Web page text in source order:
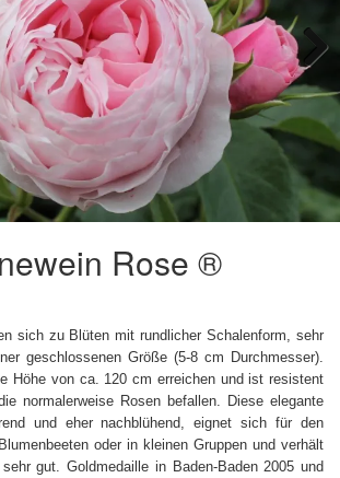
Next
Rose ®
sich zu Blüten mit rundlicher Schalenform, sehr
geschlossenen Größe (5-8 cm Durchmesser).
Höhe von ca. 120 cm erreichen und ist resistent
normalerweise Rosen befallen. Diese elegante
und eher nachblühend, eignet sich für den
oder in kleinen Gruppen und verhält
gut. Goldmedaille in Baden-Baden 2005 und